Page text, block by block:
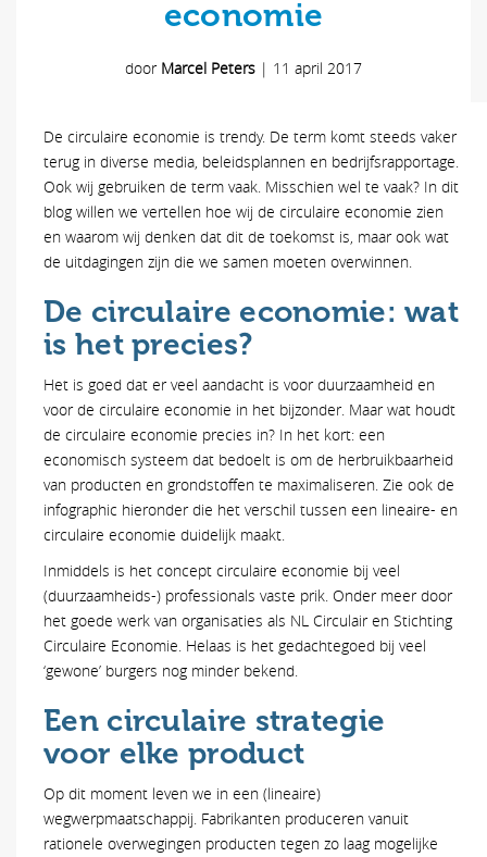
economie
door Marcel Peters | 11 april 2017
De circulaire economie is trendy. De term komt steeds vaker
terug in diverse media, beleidsplannen en bedrijfsrapportage.
Ook wij gebruiken de term vaak. Misschien wel te vaak? In dit
blog willen we vertellen hoe wij de circulaire economie zien
en waarom wij denken dat dit de toekomst is, maar ook wat
de uitdagingen zijn die we samen moeten overwinnen.
De circulaire economie: wat
is het precies?
Het is goed dat er veel aandacht is voor duurzaamheid en
voor de circulaire economie in het bijzonder. Maar wat houdt
de circulaire economie precies in? In het kort: een
economisch systeem dat bedoelt is om de herbruikbaarheid
van producten en grondstoffen te maximaliseren. Zie ook de
infographic hieronder die het verschil tussen een lineaire- en
circulaire economie duidelijk maakt.
Inmiddels is het concept circulaire economie bij veel
(duurzaamheids-) professionals vaste prik. Onder meer door
het goede werk van organisaties als NL Circulair en Stichting
Circulaire Economie. Helaas is het gedachtegoed bij veel
‘gewone’ burgers nog minder bekend.
Een circulaire strategie
voor elke product
Op dit moment leven we in een (lineaire)
wegwerpmaatschappij. Fabrikanten produceren vanuit
rationele overwegingen producten tegen zo laag mogelijke